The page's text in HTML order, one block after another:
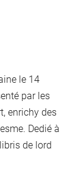
le 14
par les
enrichy des
Dedié à
de lord